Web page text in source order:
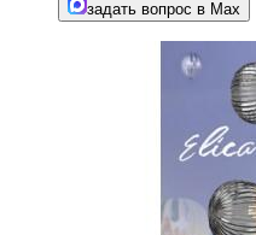
задать вопрос в Max